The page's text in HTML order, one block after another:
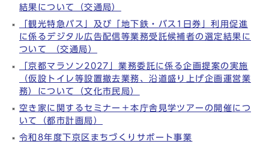
結果について（交通局）
「観光特急バス」及び「地下鉄・バス1日券」利用促進
に係るデジタル広告配信等業務受託候補者の選定結果に
ついて （交通局）
「京都マラソン2027」業務委託に係る企画提案の実施
（仮設トイレ等設置撤去業務、沿道盛り上げ企画運営業
務）について（文化市民局）
空き家に関するセミナー＋本庁舎見学ツアーの開催につ
いて（都市計画局）
令和8年度下京区まちづくりサポート事業